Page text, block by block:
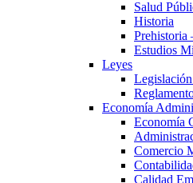
Salud
Historia
Prehistoria
Estudios
Leyes
Economía
Economía
Comercio
Calidad